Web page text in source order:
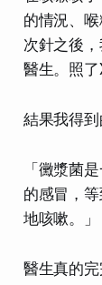
的情況、
次針之後
醫生。照了
結果我得到
「黴漿菌
的感冒，
地咳嗽。」
醫生真的